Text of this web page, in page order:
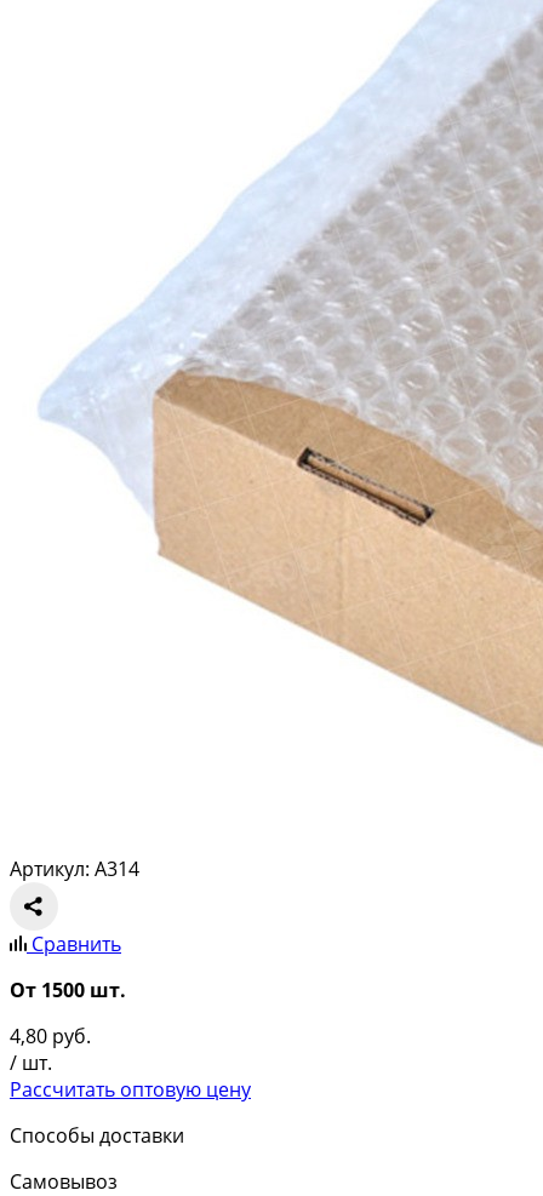
Артикул: A314
Сравнить
От 1500 шт.
4,80 руб.
/ шт.
Рассчитать оптовую цену
Способы доставки
Самовывоз